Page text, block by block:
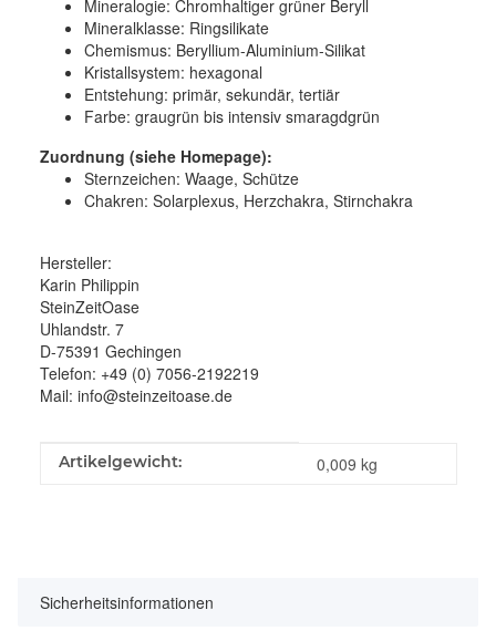
Mineralogie: Chromhaltiger grüner Beryll
Mineralklasse: Ringsilikate
Chemismus: Beryllium-Aluminium-Silikat
Kristallsystem: hexagonal
Entstehung: primär, sekundär, tertiär
Farbe: graugrün bis intensiv smaragdgrün
Zuordnung (siehe Homepage):
Sternzeichen: Waage, Schütze
Chakren: Solarplexus, Herzchakra, Stirnchakra
Hersteller:
Karin Philippin
SteinZeitOase
Uhlandstr. 7
D-75391 Gechingen
Telefon: +49 (0) 7056-2192219
Mail: info@steinzeitoase.de
Produkteigenschaft
Wert
Artikelgewicht: 0,009 kg
Sicherheitsinformationen